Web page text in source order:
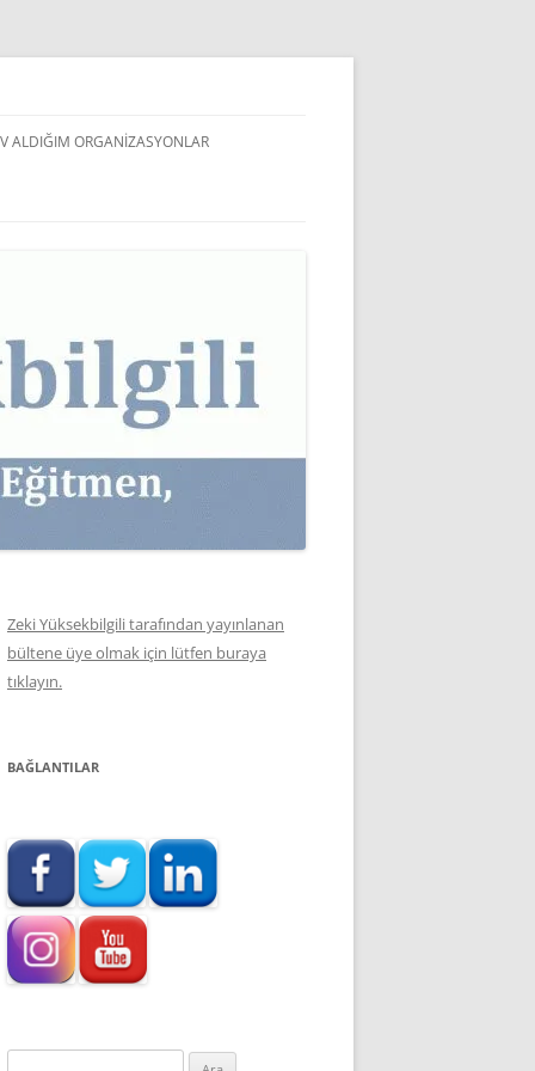
ALDIĞIM ORGANIZASYONLAR
Zeki Yüksekbilgili tarafından yayınlanan
bültene üye olmak için lütfen buraya
tıklayın.
BAĞLANTILAR